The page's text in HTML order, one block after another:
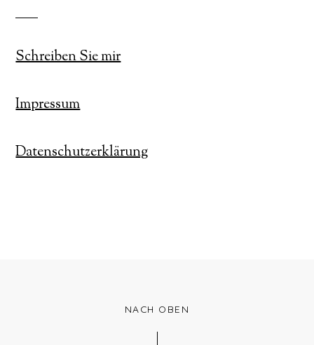
Schreiben Sie mir
Impressum
Datenschutzerklärung
NACH OBEN